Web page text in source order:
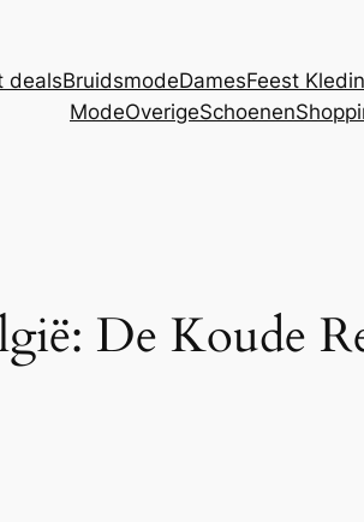
dealsBruidsmodeDamesFeest
ModeOverigeSchoenen
De Koude